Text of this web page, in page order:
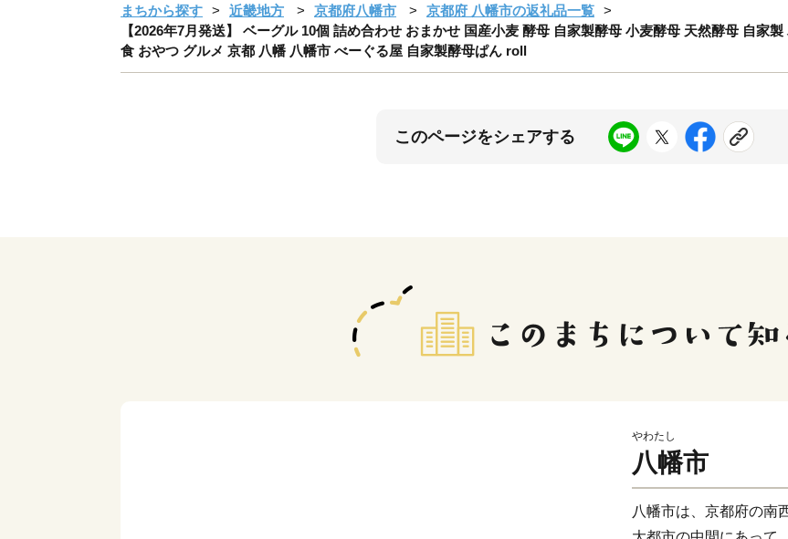
まちから探す 近畿地方 京都府八幡市
京都府 八幡市の返礼品一覧
【2026年7月発送】 ベーグル 10個 詰め合わせ おまかせ 国産小麦 酵母 自家製酵母 小麦酵母 天然酵母 自家
食 おやつ グルメ 京都 八幡 八幡市 べーぐる屋 自家製酵母ぱん roll
このページをシェアする
やわたし
八幡市
八幡市は、京都府の南